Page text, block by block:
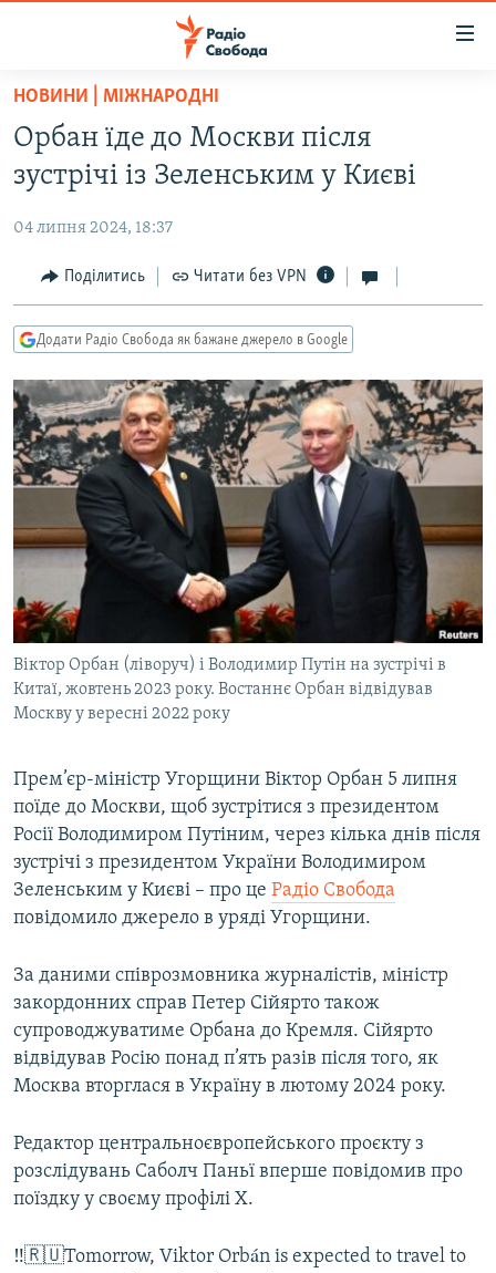
Перейти
основного
матеріалу
Перейти
до
навігації
Перейти
до
РАДІО СВОБОДА – 70 РОКІВ
ВСЕ ЗА ДОБУ
СТАТТІ
ПОЛІТИКА
ЕКОНОМІКА
КУЛЬТУРА
СПОРТ
УКРАЇНА
СВІТ
ВІЙНА
РОСІЙСЬКА «ФІЛЬТРАЦІЯ»
КРИМ.РЕАЛІЇ
ТИ ЯК?
СХЕМИ
КИТАЙ.ВИКЛИКИ
МУЛЬТИМЕДІА
ФОТО
СПЕЦПРОЄКТИ
ПОДКАСТИ
КРИМ РЕАЛІЇ
РУС
КТАТ
ДОЛУЧАЙСЯ!
Усі сайти RFE/RL
НОВИНИ | МІЖНАРОДНІ
Орбан їде до Москви після
зустрічі із Зеленським у Києві
04 липня 2024, 18:37
Поділитись Читати без VPN
Додати Радіо Свобода як бажане джерело в Google
Віктор Орбан (ліворуч) і Володимир Путін на зустрічі в
Китаї, жовтень 2023 року. Востаннє Орбан відвідував
Москву у вересні 2022 року
Прем’єр-міністр Угорщини Віктор Орбан 5 липня
поїде до Москви, щоб зустрітися з президентом
Росії Володимиром Путіним, через кілька днів після
зустрічі з президентом України Володимиром
Зеленським у Києві – про це Радіо Свобода
повідомило джерело в уряді Угорщини.
За даними співрозмовника журналістів, міністр
закордонних справ Петер Сійярто також
супроводжуватиме Орбана до Кремля. Сійярто
відвідував Росію понад п’ять разів після того, як
Москва вторглася в Україну в лютому 2024 року.
Редактор центральноєвропейського проєкту з
розслідувань Саболч Паньї вперше повідомив про
поїздку у своєму профілі X.
‼️🇷🇺Tomorrow, Viktor Orbán is expected to travel to